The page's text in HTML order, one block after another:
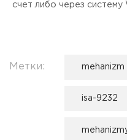
счет либо через систему
Метки: mehanizm
isa-9232